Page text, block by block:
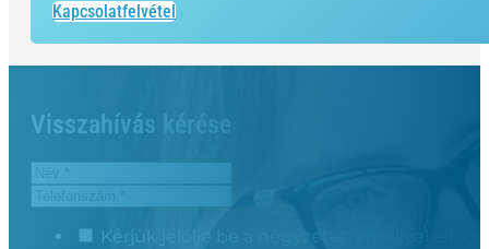
Kapcsolatfelvétel
Visszahívás kérése
Kérjük jelölje be a négyzetet, amellyel